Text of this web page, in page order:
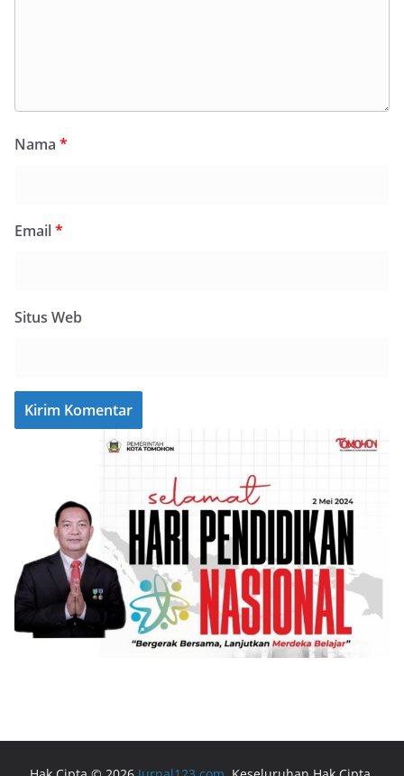
Nama *
Email*
Situs Web